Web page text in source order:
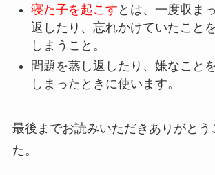
寝た子を起こす とは、一度収ま
返したり、忘れかけていたこと
しまうこと。
問題を蒸し返したり、嫌なこと
しまったときに使います。
最後までお読みいただきありがとう
た。